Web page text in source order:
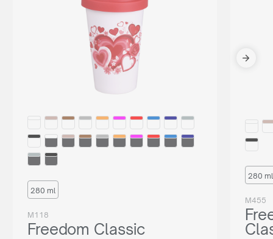
280 ml
M118
Freedom Classic
280 ml
M455